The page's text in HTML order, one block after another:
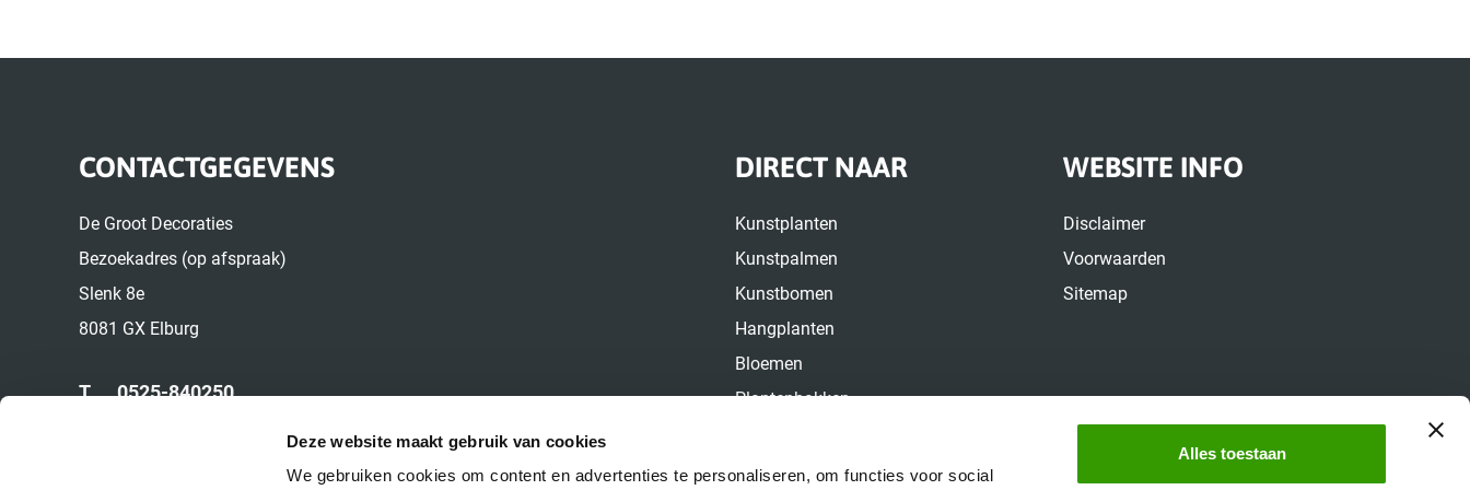
Deze website maakt gebruik van cookies
We gebruiken cookies om content en advertenties te personaliseren, om functies voor social
Alles toestaan
CONTACTGEGEVENS
De Groot Decoraties
Bezoekadres (op afspraak)
Slenk 8e
8081 GX Elburg
T.
0525-840250
info@deinterieurbeplanter.nl
DIRECT NAAR
Kunstplanten
Kunstpalmen
Kunstbomen
Hangplanten
Bloemen
Plantenbakken
Contact
WEBSITE INFO
Disclaimer
Voorwaarden
Sitemap